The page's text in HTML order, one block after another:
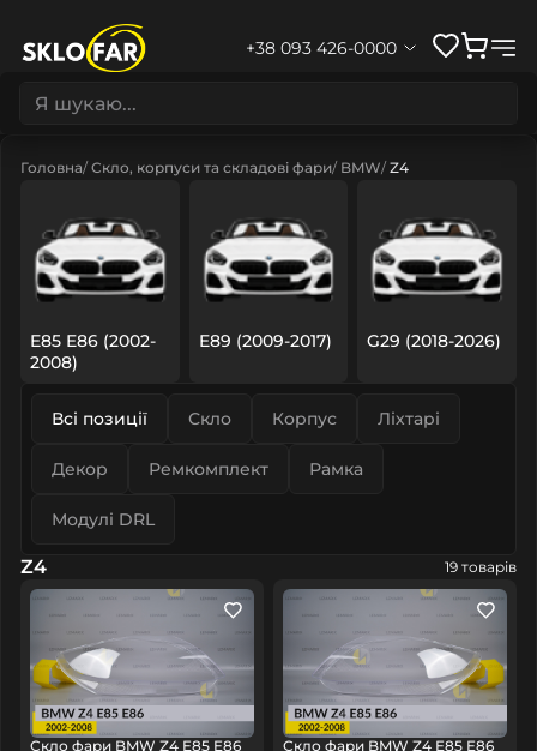
+38 093 426-0000
Головна Скло, корпуси та складові фари BMW Z4
E85 E86 (2002-
2008)
E89 (2009-2017) G29 (2018-2026)
Всі позиції Скло Корпус Ліхтарі
Декор Ремкомплект Рамка
Модулі DRL
Z4 19 товарів
Скло фари BMW Z4 E85 E86
Скло фари BMW Z4 E85 E86